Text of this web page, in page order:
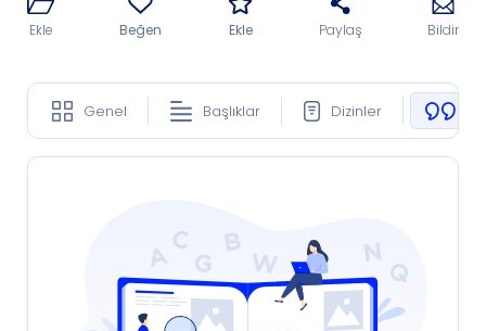
Ekle Beğen Ekle Paylaş Bildir
Genel Başlıklar Dizinler